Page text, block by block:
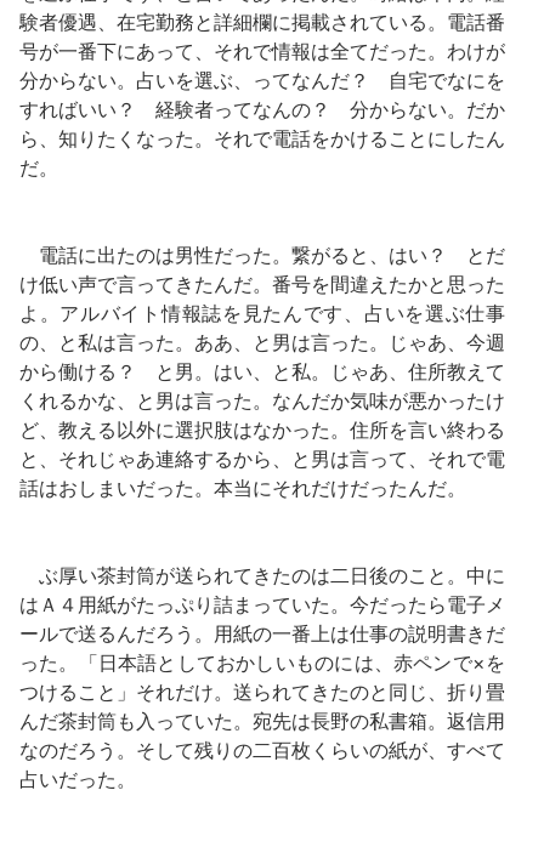
験者優遇、在宅勤務と詳細欄に掲載されている。電話番
号が一番下にあって、それで情報は全てだった。わけが
分からない。占いを選ぶ、ってなんだ？ 自宅でなにを
すればいい？ 経験者ってなんの？ 分からない。だか
ら、知りたくなった。それで電話をかけることにしたん
だ。
電話に出たのは男性だった。繋がると、はい？ とだ
け低い声で言ってきたんだ。番号を間違えたかと思った
よ。アルバイト情報誌を見たんです、占いを選ぶ仕事
の、と私は言った。ああ、と男は言った。じゃあ、今週
から働ける？ と男。はい、と私。じゃあ、住所教えて
くれるかな、と男は言った。なんだか気味が悪かったけ
ど、教える以外に選択肢はなかった。住所を言い終わる
と、それじゃあ連絡するから、と男は言って、それで電
話はおしまいだった。本当にそれだけだったんだ。
ぶ厚い茶封筒が送られてきたのは二日後のこと。中に
はＡ４用紙がたっぷり詰まっていた。今だったら電子メ
ールで送るんだろう。用紙の一番上は仕事の説明書きだ
った。「日本語としておかしいものには、赤ペンで×を
つけること」それだけ。送られてきたのと同じ、折り畳
んだ茶封筒も入っていた。宛先は長野の私書箱。返信用
なのだろう。そして残りの二百枚くらいの紙が、すべて
占いだった。